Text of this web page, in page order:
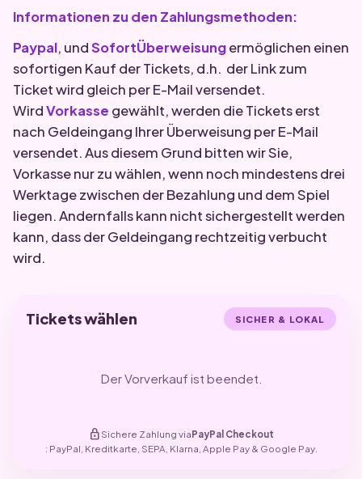
Informationen zu den Zahlungsmethoden:
Paypal, undSofortÜberweisungermöglichen einen
sofortigen Kauf der Tickets, d.h. der Link zum
Ticket wird gleich per E-Mail versendet.
WirdVorkasse gewählt, werden die Tickets erst
nach Geldeingang Ihrer Überweisung per E-Mail
versendet. Aus diesem Grund bitten wir Sie,
Vorkasse nur zu wählen, wenn noch mindestens drei
Werktage zwischen der Bezahlung und dem Spiel
liegen. Andernfalls kann nicht sichergestellt werden
kann, dass der Geldeingang rechtzeitig verbucht
wird.
Tickets wählen SICHER & LOKAL
Der Vorverkauf ist beendet.
lock Sichere Zahlung viaPayPal Checkout
: PayPal, Kreditkarte, SEPA, Klarna, Apple Pay & Google Pay.